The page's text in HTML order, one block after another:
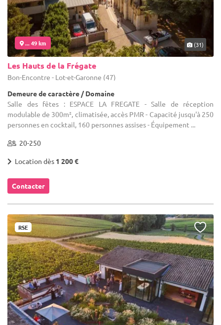
... 49 km (31)
Les Hauts de la Frégate
Bon-Encontre - Lot-et-Garonne (47)
Demeure de caractère / Domaine
Salle des fêtes : ESPACE LA FREGATE - Salle de réception
modulable de 300m², climatisée, accès PMR - Capacité jusqu'à 250
personnes en cocktail, 160 personnes assises - Équipement ...
20-250
Location dès 1 200 €
Contacter
RSE